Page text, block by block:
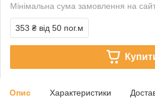
Мінімальна сума замовлення на
353 ₴ від 50 пог.м
Опис Характеристики